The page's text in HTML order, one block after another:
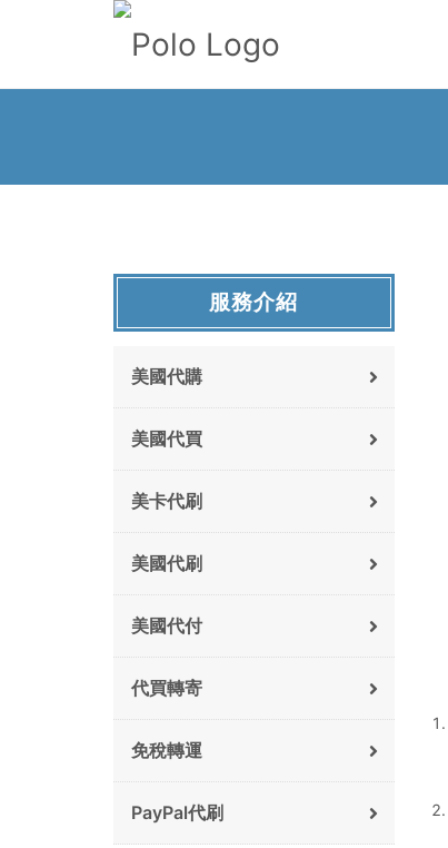
服務介紹
美國代購
美國代買
美卡代刷
美國代刷
美國代付
代買轉寄
免稅轉運
PayPal代刷